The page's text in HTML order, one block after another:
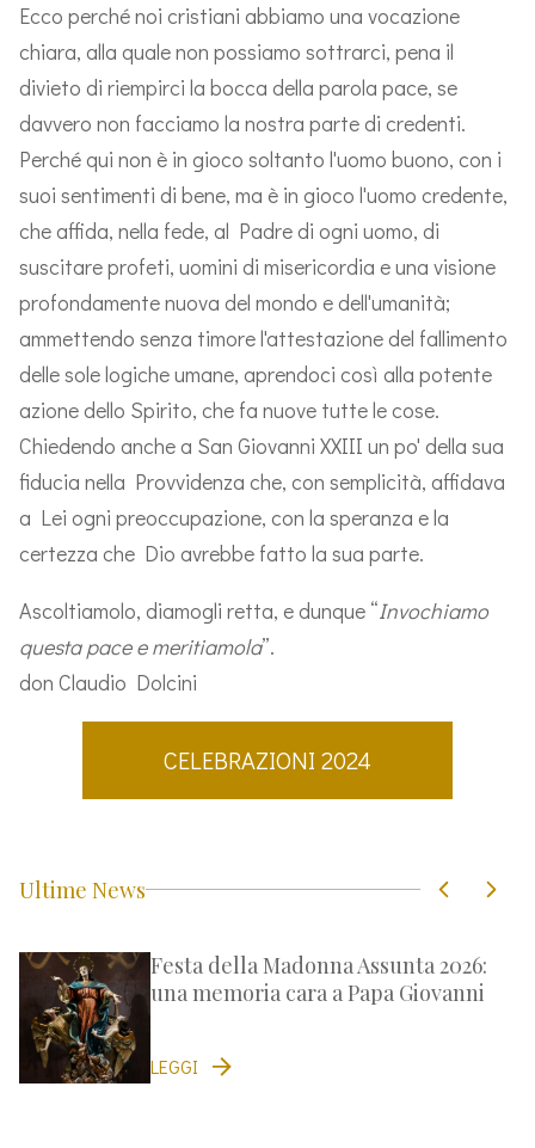
Ecco perché noi cristiani abbiamo una vocazione
chiara, alla quale non possiamo sottrarci, pena il
divieto di riempirci la bocca della parola pace, se
davvero non facciamo la nostra parte di credenti.
Perché qui non è in gioco soltanto l'uomo buono, con i
suoi sentimenti di bene, ma è in gioco l'uomo credente,
che affida, nella fede, al Padre di ogni uomo, di
suscitare profeti, uomini di misericordia e una visione
profondamente nuova del mondo e dell'umanità;
ammettendo senza timore l'attestazione del fallimento
delle sole logiche umane, aprendoci così alla potente
azione dello Spirito, che fa nuove tutte le cose.
Chiedendo anche a San Giovanni XXIII un po' della sua
fiducia nella Provvidenza che, con semplicità, affidava
a Lei ogni preoccupazione, con la speranza e la
certezza che Dio avrebbe fatto la sua parte.
Ascoltiamolo, diamogli retta, e dunque “Invochiamo
questa pace e meritiamola”.
don Claudio Dolcini
CELEBRAZIONI 2024
Ultime News
Festa della Madonna Assunta 2026:
una memoria cara a Papa Giovanni
LEGGI